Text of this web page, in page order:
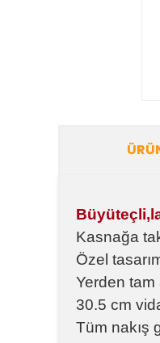
Kasnağa
Özel
Yerden tam
30.5 cm
Tüm nakış